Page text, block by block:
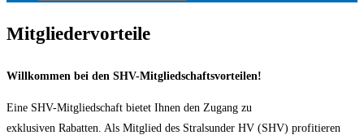
Mitgliedervorteile
Willkommen bei den SHV-Mitgliedschaftsvorteilen!
Eine SHV-Mitgliedschaft bietet Ihnen den Zugang zu
exklusiven Rabatten. Als Mitglied des Stralsunder HV (SHV) profitieren